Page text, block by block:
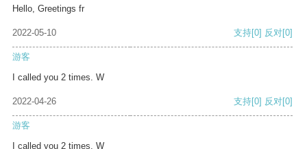
Hello, Greetings fr
2022-05-10 支持[0] 反对[0]
游客
I called you 2 times. W
2022-04-26 支持[0] 反对[0]
游客
I called you 2 times. W